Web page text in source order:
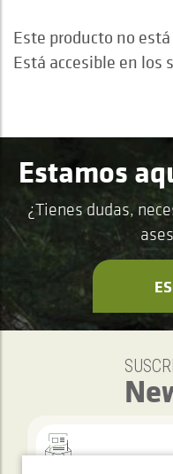
Este producto no
Está accesible en los
Estamos
¿Tienes dudas,